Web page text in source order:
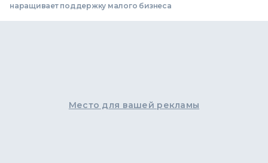
наращивает поддержку малого бизнеса
Место для вашей рекламы